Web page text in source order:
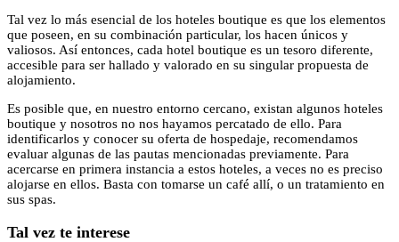
Tal vez lo más esencial de los hoteles boutique es que los elementos
que poseen, en su combinación particular, los hacen únicos y
valiosos. Así entonces, cada hotel boutique es un tesoro diferente,
accesible para ser hallado y valorado en su singular propuesta de
alojamiento.
Es posible que, en nuestro entorno cercano, existan algunos hoteles
boutique y nosotros no nos hayamos percatado de ello. Para
identificarlos y conocer su oferta de hospedaje, recomendamos
evaluar algunas de las pautas mencionadas previamente. Para
acercarse en primera instancia a estos hoteles, a veces no es preciso
alojarse en ellos. Basta con tomarse un café allí, o un tratamiento en
sus spas.
Tal vez te interese